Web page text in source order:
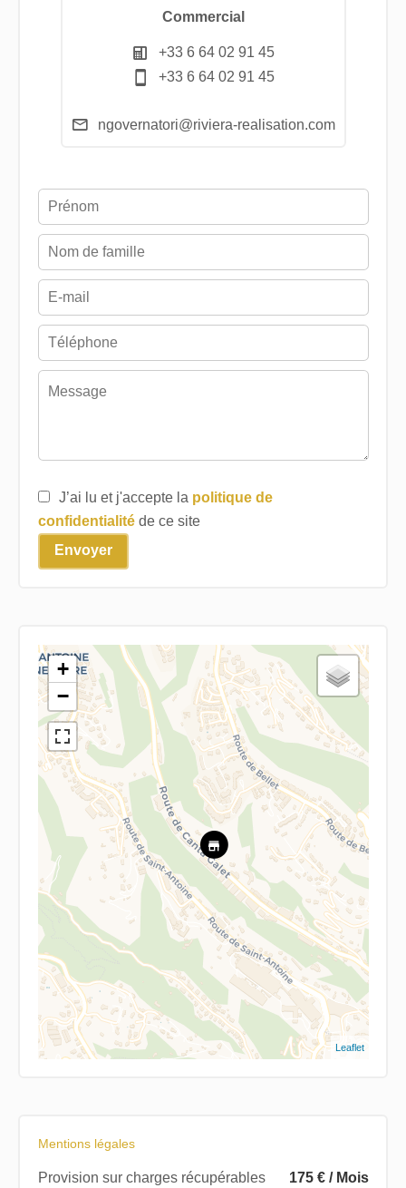
Commercial
+33 6 64 02 91 45
+33 6 64 02 91 45
ngovernatori@riviera-realisation.com
J’ai lu et j'accepte la politique de
confidentialitéde ce site
Envoyer
+
−
Leaflet
Mentions légales
Provision sur charges récupérables 175 € / Mois